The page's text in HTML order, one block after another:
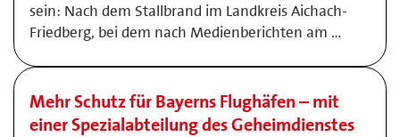
sein: Nach dem Stallbrand im Landkreis Aichach-
Friedberg, bei dem nach Medienberichten am …
Mehr Schutz für Bayerns Flughäfen – mit
einer Spezialabteilung des Geheimdienstes